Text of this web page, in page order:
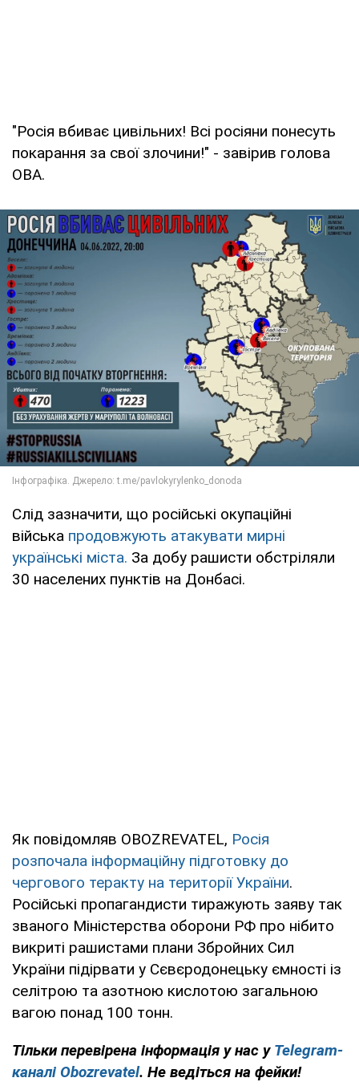
"Росія вбиває цивільних! Всі росіяни понесуть
покарання за свої злочини!" - завірив голова
ОВА.
Слід зазначити, що російські окупаційні
війська продовжують атакувати мирні
українські міста. За добу рашисти обстріляли
30 населених пунктів на Донбасі.
Як повідомляв OBOZREVATEL, Росія
розпочала інформаційну підготовку до
чергового теракту на території України.
Російські пропагандисти тиражують заяву так
званого Міністерства оборони РФ про нібито
викриті рашистами плани Збройних Сил
України підірвати у Сєвєродонецьку ємності із
селітрою та азотною кислотою загальною
вагою понад 100 тонн.
Тільки перевірена інформація у нас у Telegram-
каналі Obozrevatel. Не ведіться на фейки!